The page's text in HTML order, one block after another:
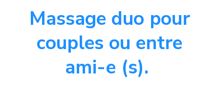
Massage duo pour
couples ou entre
ami-e (s).